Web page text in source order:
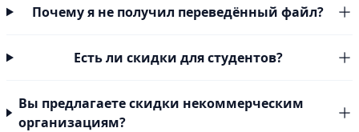
Почему я не получил переведённый файл?
Есть ли скидки для студентов?
Вы предлагаете скидки некоммерческим
организациям?